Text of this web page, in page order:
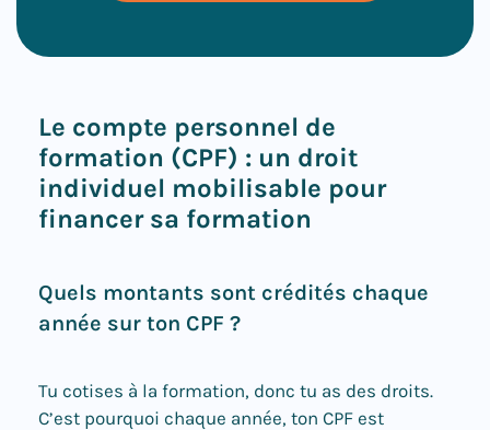
Le compte personnel de
formation (CPF) : un droit
individuel mobilisable pour
financer sa formation
Quels montants sont crédités chaque
année sur ton CPF ?
Tu cotises à la formation, donc tu as des droits.
C’est pourquoi chaque année, ton CPF est